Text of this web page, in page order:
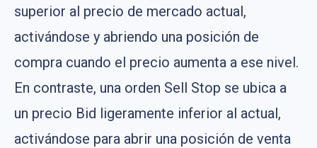
superior al precio de mercado actual,
activándose y abriendo una posición de
compra cuando el precio aumenta a ese nivel.
En contraste, una orden Sell Stop se ubica a
un precio Bid ligeramente inferior al actual,
activándose para abrir una posición de venta